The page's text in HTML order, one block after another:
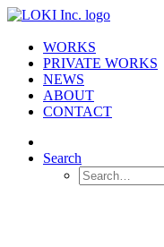
WORKS
PRIVATE WORKS
NEWS
ABOUT
CONTACT
Search